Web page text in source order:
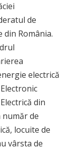
de
din România.
electrică
din
număr de
locuite de
vârsta de